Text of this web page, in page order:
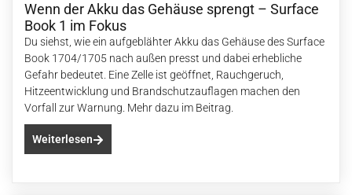
Wenn der Akku das Gehäuse sprengt – Surface
Book 1 im Fokus
Du siehst, wie ein aufgeblähter Akku das Gehäuse des Surface
Book 1704/1705 nach außen presst und dabei erhebliche
Gefahr bedeutet. Eine Zelle ist geöffnet, Rauchgeruch,
Hitzeentwicklung und Brandschutzauflagen machen den
Vorfall zur Warnung. Mehr dazu im Beitrag.
Weiterlesen